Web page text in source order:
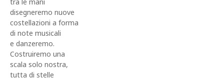
disegneremo nuove
costellazioni a forma
di note musicali
e danzeremo.
Costruiremo una
scala solo nostra,
tutta di stelle